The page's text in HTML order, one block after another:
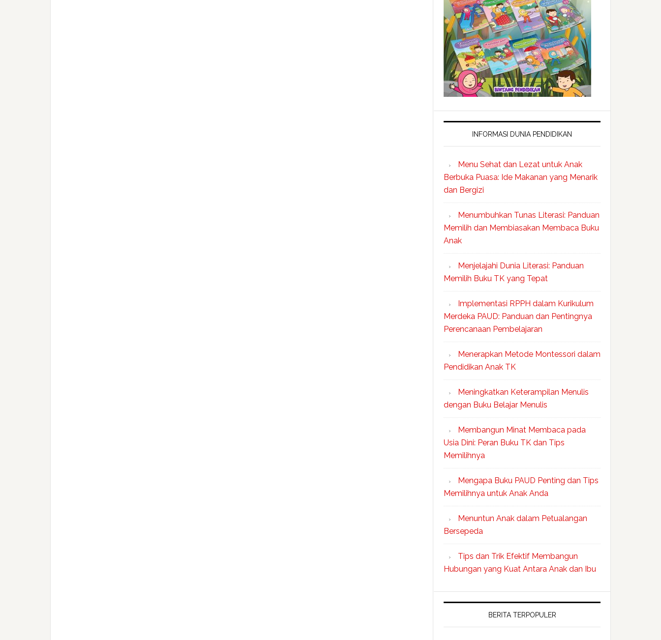
INFORMASI DUNIA PENDIDIKAN
Menu Sehat dan Lezat untuk Anak
Berbuka Puasa: Ide Makanan yang Menarik
dan Bergizi
Menumbuhkan Tunas Literasi: Panduan
Memilih dan Membiasakan Membaca Buku
Anak
Menjelajahi Dunia Literasi: Panduan
Memilih Buku TK yang Tepat
Implementasi RPPH dalam Kurikulum
Merdeka PAUD: Panduan dan Pentingnya
Perencanaan Pembelajaran
Menerapkan Metode Montessori dalam
Pendidikan Anak TK
Meningkatkan Keterampilan Menulis
dengan Buku Belajar Menulis
Membangun Minat Membaca pada
Usia Dini: Peran Buku TK dan Tips
Memilihnya
Mengapa Buku PAUD Penting dan Tips
Memilihnya untuk Anak Anda
Menuntun Anak dalam Petualangan
Bersepeda
Tips dan Trik Efektif Membangun
Hubungan yang Kuat Antara Anak dan Ibu
BERITA TERPOPULER